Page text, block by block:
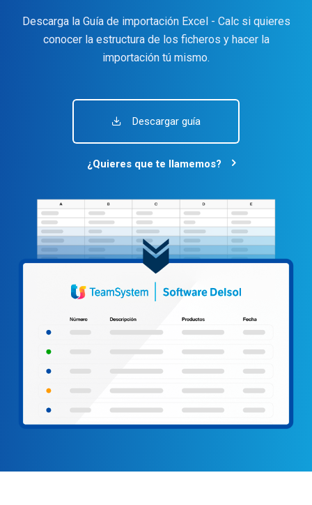
Descarga la Guía de importación Excel - Calc si quieres
conocer la estructura de los ficheros y hacer la
importación tú mismo.
Descargar guía
¿Quieres que te llamemos?